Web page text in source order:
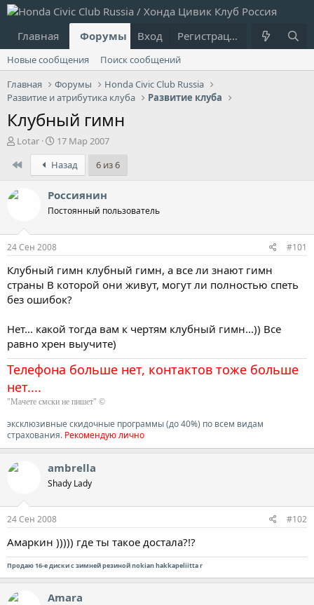
Главная Форумы Что нового?
Вход Регистрация
Новые сообщения
Поиск сообщений
Главная
Форумы
Honda Civic Club Russia
Развитие и атрибутика клуба
Развитие клуба
Клубный гимн
А
т
р
т
ы
Lotar
Д
а
т
а
н
а
ч
17 Мар 2007
Назад 6 из 6
Россиянин
Постоянный пользователь
24 Сен 2008 #101
Клубный гимн клубный гимн, а все ли знают гимн
страны В которой они живут, могут ли полностью спеть
без ошибок?
Нет... какой тогда вам к чертям клубный гимн...)) Все
равно хрен выучите)
Телефона больше нет, контактов тоже больше
нет....
"Мачете смски не пишет" ©
эксклюзивные скидочные программы (до 40%) по всем видам
страхования. Рекомендую лично
ambrella
Shady Lady
24 Сен 2008 #102
Амаркин ))))) где ты такое достала?!?
Продаю 16-е диски с зимней резиной nokian hakkapeliitta r
Amara